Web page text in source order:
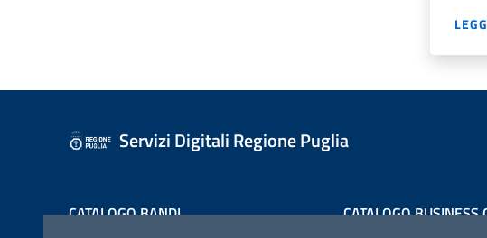
Servizi Digitali Regione Puglia
CATALOGO BANDI CATALOGO BUSINESS